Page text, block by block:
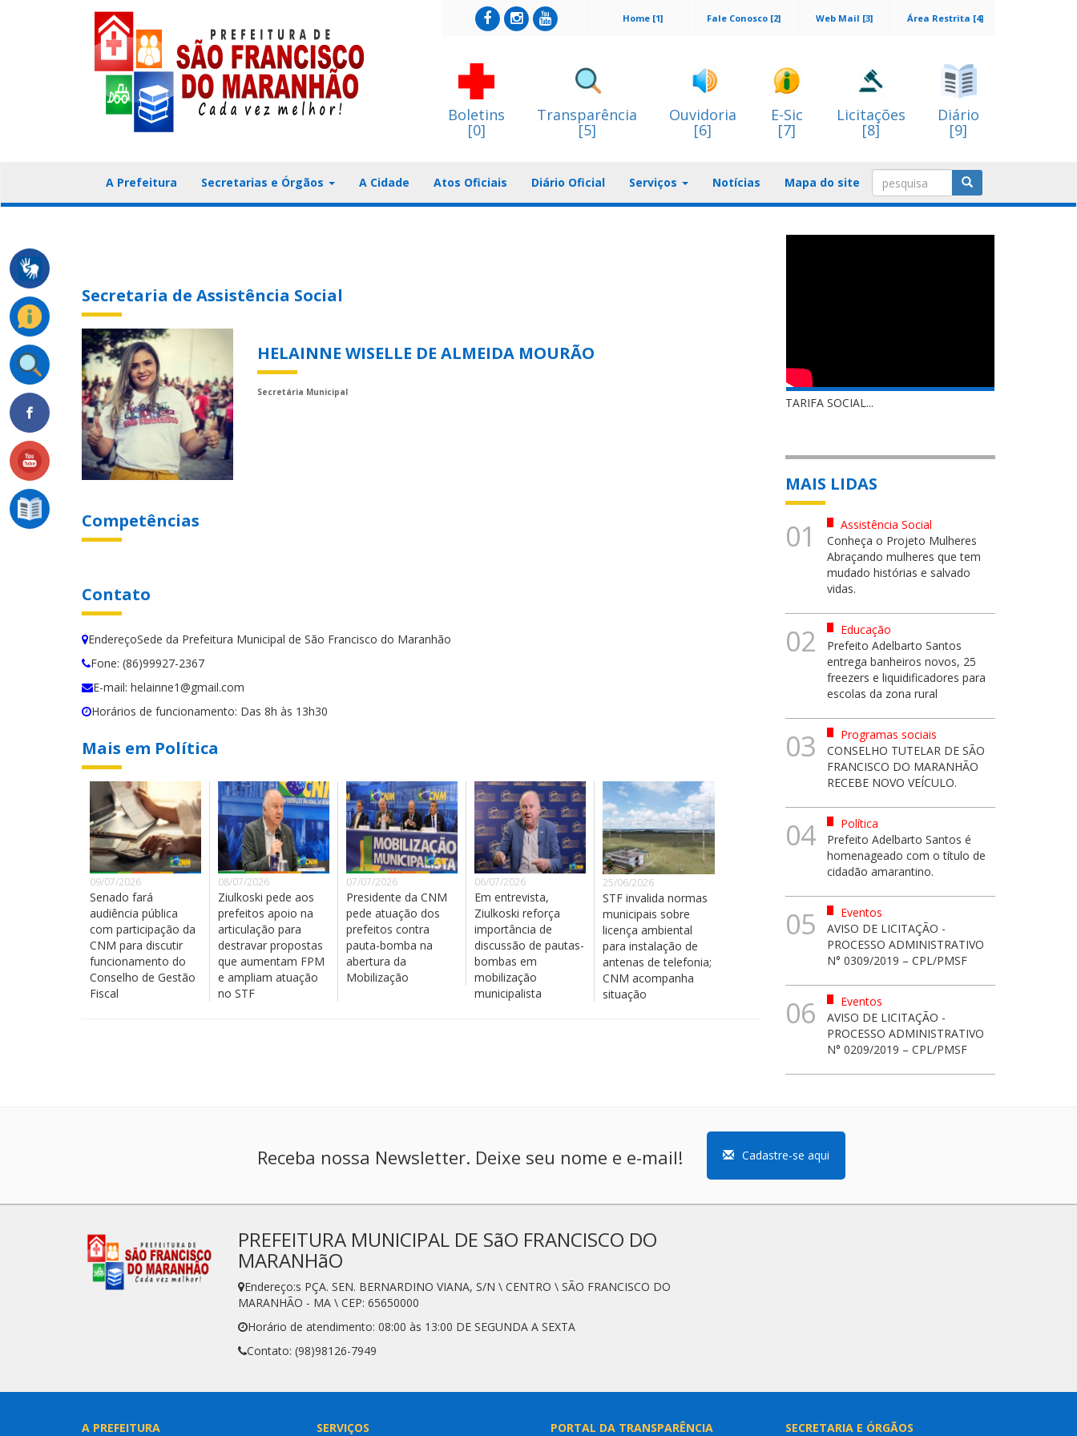
Área Restrita [4]
Web Mail [3]
Fale Conosco [2]
Home [1]
Boletins
[0]
Transparência
[5]
Ouvidoria
[6]
E-Sic
[7]
Licitações
[8]
Diário
[9]
A Prefeitura Secretarias e Órgãos A Cidade Atos Oficiais Diário Oficial Serviços Notícias Mapa do site
Secretaria de Assistência Social
HELAINNE WISELLE DE ALMEIDA MOURÃO
Secretária Municipal
Competências
Contato
EndereçoSede da Prefeitura Municipal de São Francisco do Maranhão
Fone: (86)99927-2367
E-mail: helainne1@gmail.com
Horários de funcionamento: Das 8h às 13h30
Mais em Política
09/07/2026
Senado fará
audiência pública
com participação da
CNM para discutir
funcionamento do
Conselho de Gestão
Fiscal
08/07/2026
Ziulkoski pede aos
prefeitos apoio na
articulação para
destravar propostas
que aumentam FPM
e ampliam atuação
no STF
07/07/2026
Presidente da CNM
pede atuação dos
prefeitos contra
pauta-bomba na
abertura da
Mobilização
06/07/2026
Em entrevista,
Ziulkoski reforça
importância de
discussão de pautas-
bombas em
mobilização
municipalista
25/06/2026
STF invalida normas
municipais sobre
licença ambiental
para instalação de
antenas de telefonia;
CNM acompanha
situação
TARIFA SOCIAL...
MAIS LIDAS
01
Assistência Social
Conheça o Projeto Mulheres
Abraçando mulheres que tem
mudado histórias e salvado
vidas.
02
Educação
Prefeito Adelbarto Santos
entrega banheiros novos, 25
freezers e liquidificadores para
escolas da zona rural
03
Programas sociais
CONSELHO TUTELAR DE SÃO
FRANCISCO DO MARANHÃO
RECEBE NOVO VEÍCULO.
04
Política
Prefeito Adelbarto Santos é
homenageado com o título de
cidadão amarantino.
05
Eventos
AVISO DE LICITAÇÃO -
PROCESSO ADMINISTRATIVO
N° 0309/2019 – CPL/PMSF
06
Eventos
AVISO DE LICITAÇÃO -
PROCESSO ADMINISTRATIVO
N° 0209/2019 – CPL/PMSF
Receba nossa Newsletter. Deixe seu nome e e-mail! Cadastre-se aqui
PREFEITURA MUNICIPAL DE SãO FRANCISCO DO
MARANHãO
Endereço:s PÇA. SEN. BERNARDINO VIANA, S/N \ CENTRO \ SÃO FRANCISCO DO
MARANHÃO - MA \ CEP: 65650000
Horário de atendimento: 08:00 às 13:00 DE SEGUNDA A SEXTA
Contato: (98)98126-7949
A PREFEITURA SERVIÇOS PORTAL DA TRANSPARÊNCIA SECRETARIA E ÓRGÃOS